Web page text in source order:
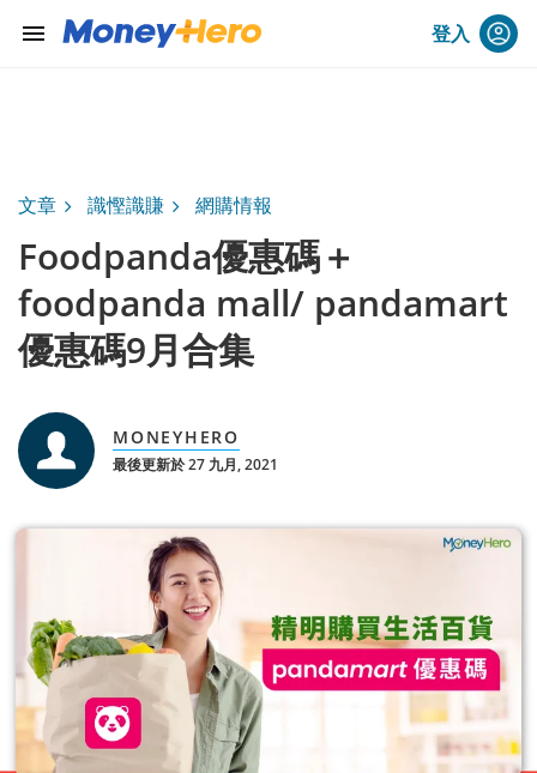
menu 登入
文章 識慳識賺 網購情報
Foodpanda優惠碼＋
foodpanda mall/ pandamart
優惠碼9月合集
MONEYHERO
最後更新於 27 九月, 2021